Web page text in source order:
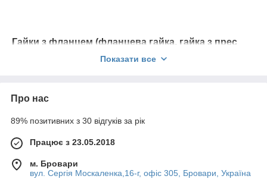
Гайки з фланцем (фланцева гайка, гайка з прес
— це шестигранні кріпильні елементи,
пошкоджень. Гайки з фланцем конструкційно
форми і фланця плоского або з зубчастим виступом.
Завдяки фланцю збільшується площа контакту з
поверхнею і рівномірно розподіляється
навантаження. Використовуються в парі з
різних конструкцій ішпильками різьбовими.
Показати все
Про нас
89% позитивних з 30 відгуків за рік
Працює з 23.05.2018
м. Бровари
вул. Сергія Москаленка,16-г, офіс 305, Бровари, Україна